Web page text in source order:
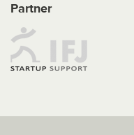
Partner